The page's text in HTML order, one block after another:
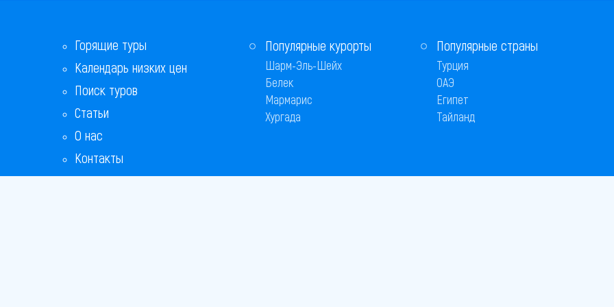
Горящие туры
Календарь низких цен
Поиск туров
Статьи
О нас
Контакты
Популярные курорты
Шарм-Эль-Шейх
Белек
Мармарис
Хургада
Популярные страны
Турция
ОАЭ
Египет
Тайланд